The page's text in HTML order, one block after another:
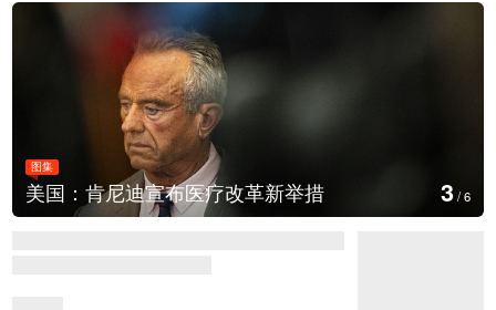
图集
美国：肯尼迪宣布医疗改革新举措 3 /6